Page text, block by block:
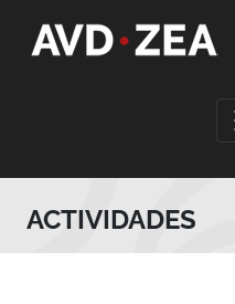
ACTIVIDADES